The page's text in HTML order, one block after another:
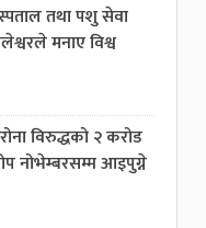
तथा पशु सेवा
मनाए विश्व
विरुद्धको २ करोड
नोभेम्बरसम्म आइपुग्ने